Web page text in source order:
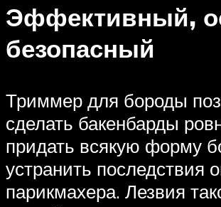
Эффективный,
безопасный
Триммер для бороды
сделать бакенбарды
придать всякую форму
устранить последствия
парикмахера. Лезвия